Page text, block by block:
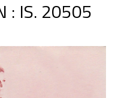
: IS. 20505